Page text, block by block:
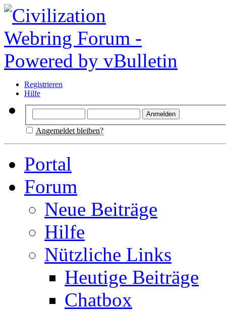
Registrieren
Hilfe
Angemeldet bleiben?
Portal
Forum
Neue Beiträge
Hilfe
Nützliche Links
Heutige Beiträge
Chatbox